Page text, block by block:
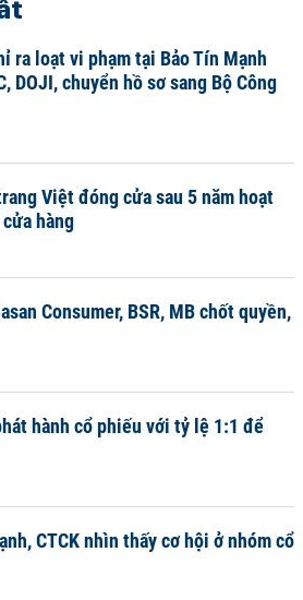
ra loạt vi phạm tại Bảo Tín Mạnh
DOJI, chuyển hồ sơ sang Bộ Công
Việt đóng cửa sau 5 năm hoạt
hàng
Consumer, BSR, MB chốt quyền,
hành cổ phiếu với tỷ lệ 1:1 để
CTCK nhìn thấy cơ hội ở nhóm cổ